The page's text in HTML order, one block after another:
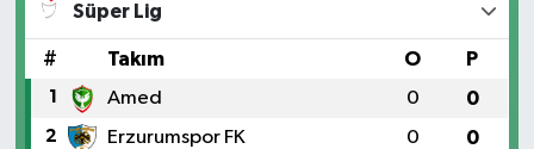
Süper Lig
# Takım O P
1 Amed 0 0
2 Erzurumspor FK 0 0